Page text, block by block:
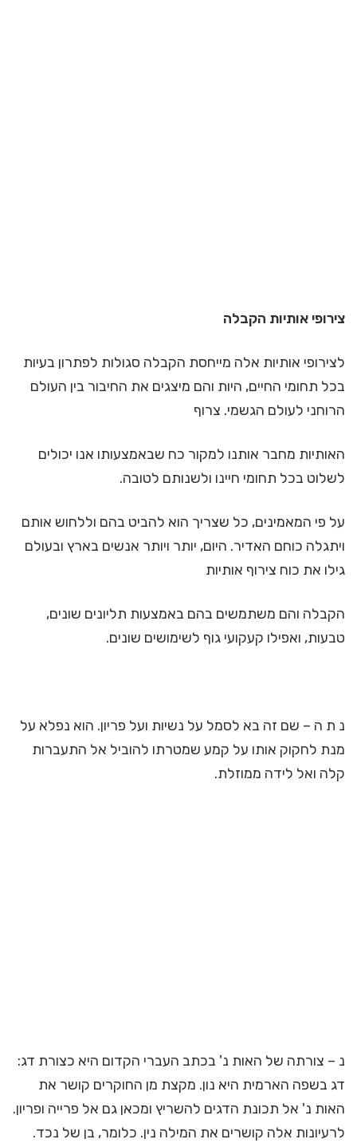
צירופי אותיות הקבלה
לצירופי אותיות אלה מייחסת הקבלה סגולות לפתרון בעיות
בכל תחומי החיים, היות והם מיצגים את החיבור בין העולם
הרוחני לעולם הגשמי. צרוף
האותיות מחבר אותנו למקור כח שבאמצעותו אנו יכולים
לשלוט בכל תחומי חיינו ולשנותם לטובה.
על פי המאמינים, כל שצריך הוא להביט בהם וללחוש אותם
ויתגלה כוחם האדיר. היום, יותר ויותר אנשים בארץ ובעולם
גילו את כוח צירוף אותיות
הקבלה והם משתמשים בהם באמצעות תליונים שונים,
טבעות, ואפילו קעקועי גוף לשימושים שונים.
נ ת ה – שם זה בא לסמל על נשיות ועל פריון. הוא נפלא על
מנת לחקוק אותו על קמע שמטרתו להוביל אל התעברות
קלה ואל לידה ממוזלת.
נ – צורתה של האות נ' בכתב העברי הקדום היא כצורת דג:
דג בשפה הארמית היא נון. מקצת מן החוקרים קושר את
האות נ' אל תכונת הדגים להשריץ ומכאן גם אל פרייה ופריון.
לרעיונות אלה קושרים את המילה נין. כלומר, בן של נכד.